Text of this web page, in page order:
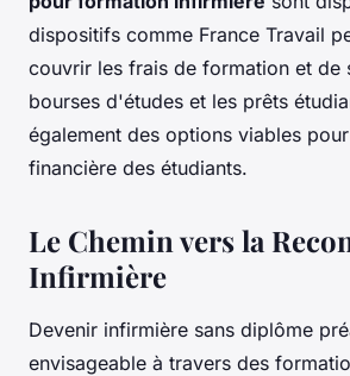
dispositifs comme France Travail
couvrir les frais de formation et de
bourses d'études et les prêts
également des options viables
financière des étudiants.
Le Chemin vers la
Infirmière
Devenir infirmière sans diplôme
envisageable à travers des